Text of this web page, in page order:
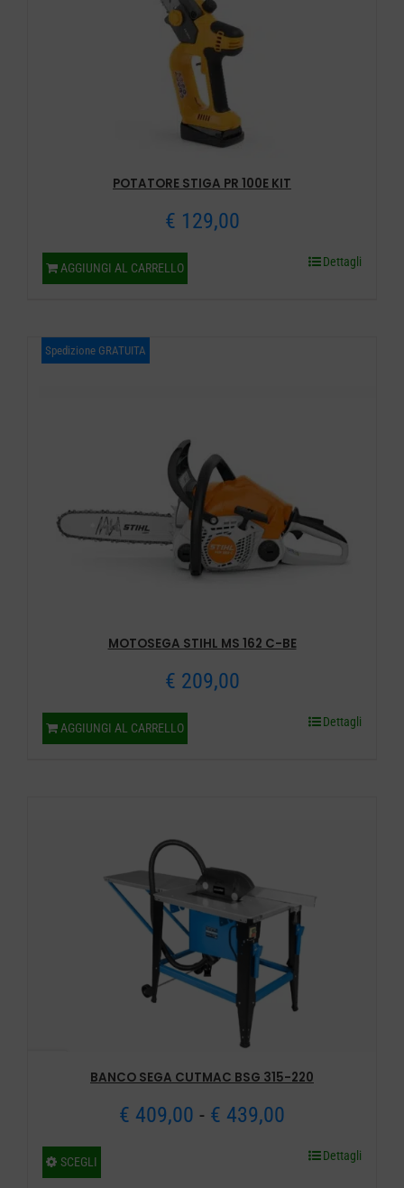
POTATORE STIGA PR 100E KIT
€ 129,00
AGGIUNGI AL CARRELLO Dettagli
Spedizione GRATUITA
MOTOSEGA STIHL MS 162 C-BE
€ 209,00
AGGIUNGI AL CARRELLO Dettagli
BANCO SEGA CUTMAC BSG 315-220
€ 409,00 - € 439,00
SCEGLI Dettagli